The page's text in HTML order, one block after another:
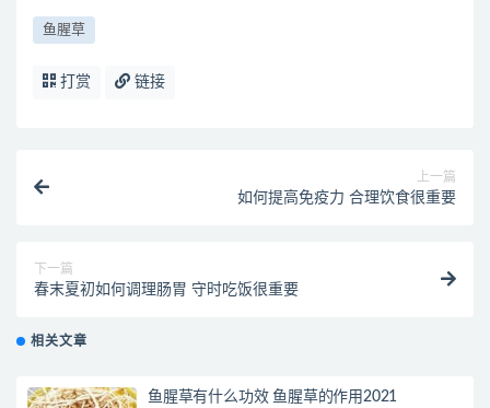
鱼腥草
打赏 链接
上一篇
如何提高免疫力 合理饮食很重要
下一篇
春末夏初如何调理肠胃 守时吃饭很重要
相关文章
鱼腥草有什么功效 鱼腥草的作用2021